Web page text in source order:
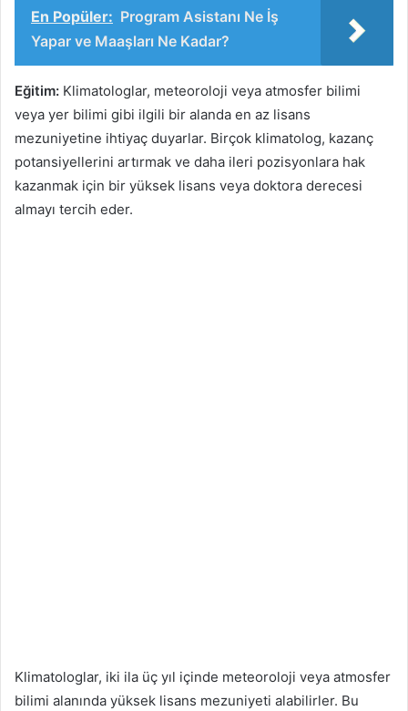
En Popüler: Program Asistanı Ne İş
Yapar ve Maaşları Ne Kadar?
Eğitim: Klimatologlar, meteoroloji veya atmosfer bilimi
veya yer bilimi gibi ilgili bir alanda en az lisans
mezuniyetine ihtiyaç duyarlar. Birçok klimatolog, kazanç
potansiyellerini artırmak ve daha ileri pozisyonlara hak
kazanmak için bir yüksek lisans veya doktora derecesi
almayı tercih eder.
Klimatologlar, iki ila üç yıl içinde meteoroloji veya atmosfer
bilimi alanında yüksek lisans mezuniyeti alabilirler. Bu